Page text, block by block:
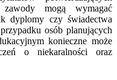
mogą wymagać
dyplomy czy świadectwa
osób planujących
konieczne może
o niekaralności oraz